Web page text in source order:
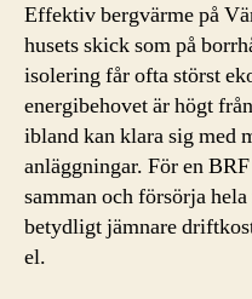
Effektiv bergvärme på
husets skick som på
isolering får ofta störst
energibehovet är högt
ibland kan klara sig med
anläggningar. För en
samman och försörja
betydligt jämnare
el.